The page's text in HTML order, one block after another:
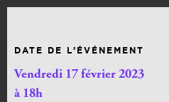
DATE DE L’ÉVÉNEMENT
Vendredi 17 février 2023
à 18h